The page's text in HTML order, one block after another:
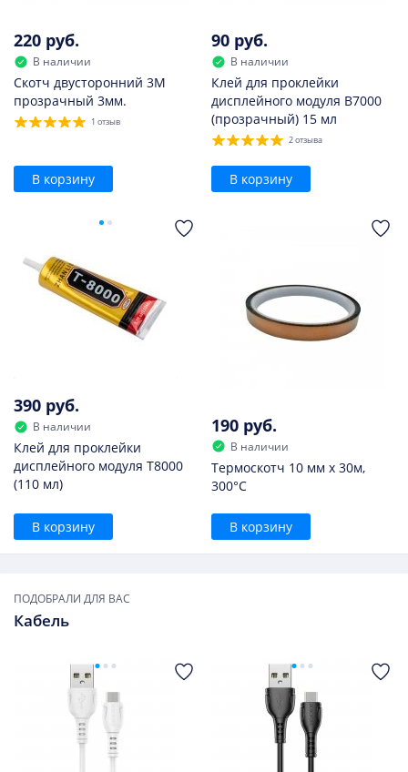
220 руб.
В наличии
Скотч двусторонний 3M
прозрачный 3мм.
1 отзыв
В корзину
90 руб.
В наличии
Клей для проклейки
дисплейного модуля B7000
(прозрачный) 15 мл
2 отзыва
В корзину
390 руб.
В наличии
Клей для проклейки
дисплейного модуля T8000
(110 мл)
В корзину
190 руб.
В наличии
Термоскотч 10 мм х 30м,
300°С
В корзину
ПОДОБРАЛИ ДЛЯ ВАС
Кабель